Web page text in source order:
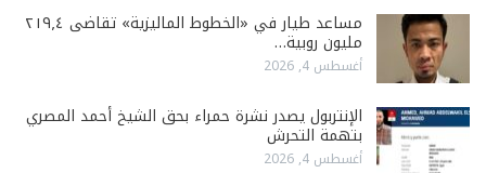
مساعد طيار في «الخطوط الماليزية» تقاضى ٢١٩٫٤
مليون روبية…
أغسطس 4, 2026
الإنتربول يصدر نشرة حمراء بحق الشيخ أحمد المصري
بتهمة التحرش
أغسطس 4, 2026